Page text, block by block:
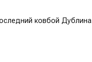
ковбой Дублина